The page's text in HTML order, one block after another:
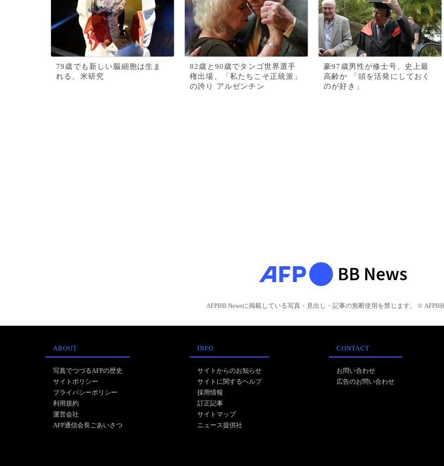
79歳でも新しい脳細胞は生ま
れる、米研究
82歳と90歳でタンゴ世界選手
権出場、「私たちこそ正統派」
の誇り アルゼンチン
豪97歳男性が修士号、史上最
高齢か 「頭を活発にしておく
のが好き」
AFPBB Newsに掲載している写真・見出し・記事の無断使用を禁じます。 © AFPBB
ABOUT
写真でつづるAFPの歴史
サイトポリシー
プライバシーポリシー
利用規約
運営会社
AFP通信会長ごあいさつ
INFO
サイトからのお知らせ
サイトに関するヘルプ
採用情報
訂正記事
サイトマップ
ニュース提供社
CONTACT
お問い合わせ
広告のお問い合わせ